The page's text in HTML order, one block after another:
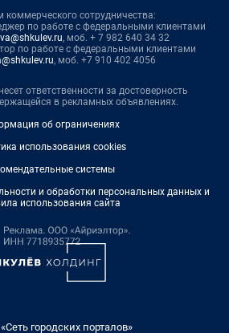
коммерческого сотрудничества:
по работе с федеральными клиентами
, моб. + 7 982 640 34 32
по работе с федеральными клиентами
, моб. +7 910 402 4056
ответственности за достоверность
в рекламных объявлениях.
об ограничениях
использования cookies
системы
и обработки персональных данных и
использования сайта
городских порталов»